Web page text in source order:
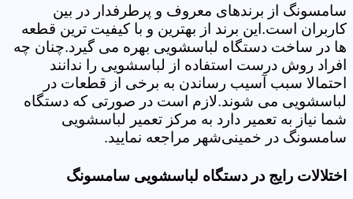
سامسونگ از برندهای معروف و پرطرفدار در بین
کاربران است.این برند از بهترین و با کیفیت ترین قطعه
ها در ساخت دستگاه لباسشویی بهره می گیرد.چنان چه
افراد روش درست استفاده از لباسشویی را ندانند
احتمالا سبب آسیب رساندن به برخی از قطعات در
لباسشویی می شوند.لازم است در صورتی که دستگاه
شما نیاز به تعمیر دارد به مرکز تعمیر لباسشویی
سامسونگ در خمینی‌شهر مراجعه نمایید.
اختلالات رایج در دستگاه لباسشویی سامسونگ